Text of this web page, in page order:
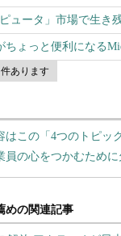
ピュータ」市場で生き
がちょっと便利になる
あります
はこの「4つのトピッ
員の心をつかむため